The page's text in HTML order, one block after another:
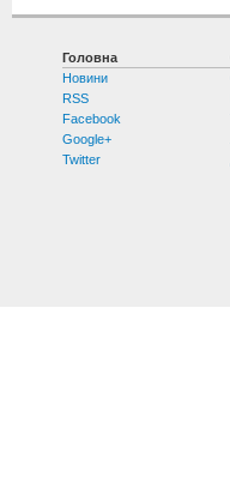
Головна
Новини
RSS
Facebook
Google+
Twitter